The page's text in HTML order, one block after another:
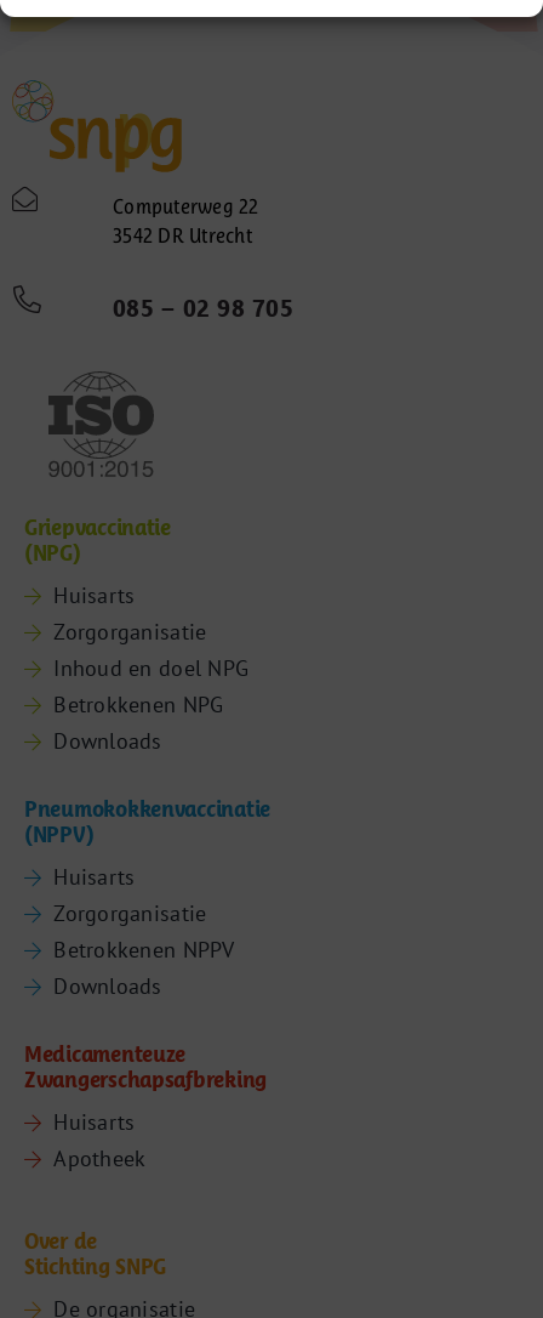
Computerweg 22
3542 DR Utrecht
085 – 02 98 705
Griepvaccinatie
(NPG)
Huisarts
Zorgorganisatie
Inhoud en doel NPG
Betrokkenen NPG
Downloads
Pneumokokkenvaccinatie
(NPPV)
Huisarts
Zorgorganisatie
Betrokkenen NPPV
Downloads
Medicamenteuze
Zwangerschapsafbreking
Huisarts
Apotheek
Over de
Stichting SNPG
De organisatie